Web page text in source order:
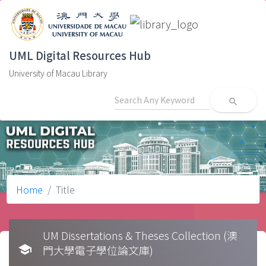
UML Digital Resources Hub
University of Macau Library
search
Home Title
school
UM Dissertations & Theses Collection (澳
門大學電子學位論文庫)